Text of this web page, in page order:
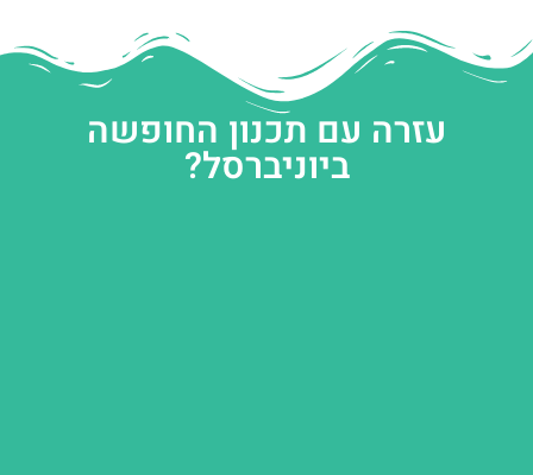
עזרה עם תכנון החופשה
ביוניברסל?